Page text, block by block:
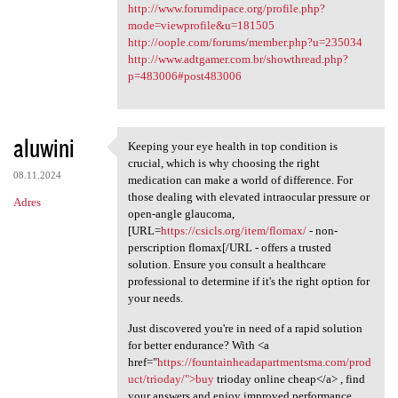
http://www.forumdipace.org/profile.php?
mode=viewprofile&u=181505
http://oople.com/forums/member.php?u=235034
http://www.adtgamer.com.br/showthread.php?
p=483006#post483006
aluwini
08.11.2024
Adres
Keeping your eye health in
Keeping your eye health in top condition is
crucial, which is why choosing the right
medication can make a world of difference. For
those dealing with elevated intraocular pressure or
open-angle glaucoma,
[URL=https://csicls.org/item/flomax/- non-
perscription flomax[/URL - offers a trusted
solution. Ensure you consult a healthcare
professional to determine if it's the right option for
your needs.
Just discovered you're in need of a rapid solution
for better endurance? With <a
href="https://fountainheadapartmentsma.com/prod
uct/trioday/">buytrioday online cheap</a> , find